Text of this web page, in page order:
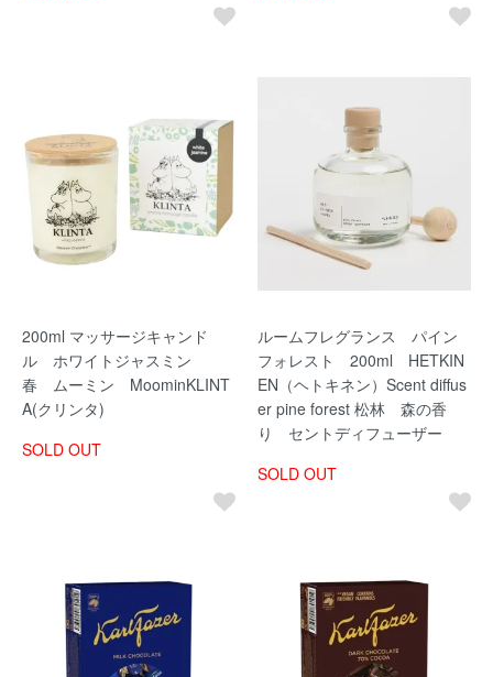
200ml マッサージキャンド
ル ホワイトジャスミン
春 ムーミン MoominKLINT
A(クリンタ)
SOLD OUT
ルームフレグランス パイン
フォレスト 200ml HETKIN
EN（ヘトキネン）Scent diffus
er pine forest 松林 森の香
り セントディフューザー
SOLD OUT